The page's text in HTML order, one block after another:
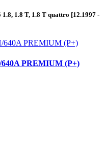
1.8 T, 1.8 T quattro [12.1997 -
PREMIUM (P+)